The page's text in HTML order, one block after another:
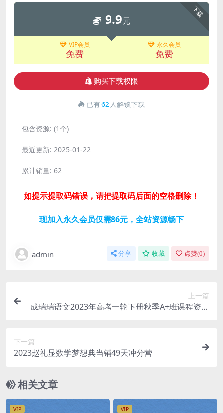
下载
9.9元
VIP会员
免费
永久会员
免费
购买下载权限
已有62 人解锁下载
包含资源: (1个)
最近更新: 2025-01-22
累计销量: 62
如提示提取码错误，请把提取码后面的空格删除！
现加入永久会员仅需86元，全站资源畅下
admin 分享 收藏 点赞(0)
上一篇
成瑞瑞语文2023年高考一轮下册秋季A+班课程资源
下一篇
2023赵礼显数学梦想典当铺49天冲分营
相关文章
VIP VIP